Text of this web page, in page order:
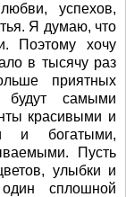
успехов,
Я думаю, что
Поэтому хочу
в тысячу раз
приятных
будут самыми
красивыми и
и богатыми,
Пусть
улыбки и
сплошной